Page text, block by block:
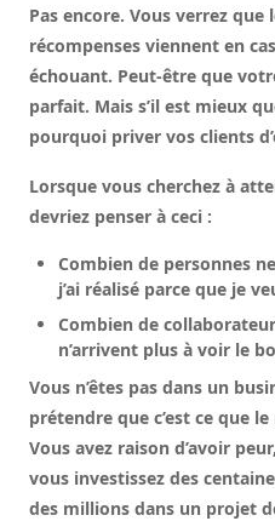
Pas encore. Vous verrez que
récompenses viennent en
échouant. Peut-être que
parfait. Mais s’il est mieux
pourquoi priver vos clients
Lorsque vous cherchez à
devriez penser à ceci :
Combien de personnes
j’ai réalisé parce que je
Combien de
n’arrivent plus à voir le
Vous n’êtes pas dans un
prétendre que c’est ce que
Vous avez raison d’avoir
vous investissez des
des millions dans un projet